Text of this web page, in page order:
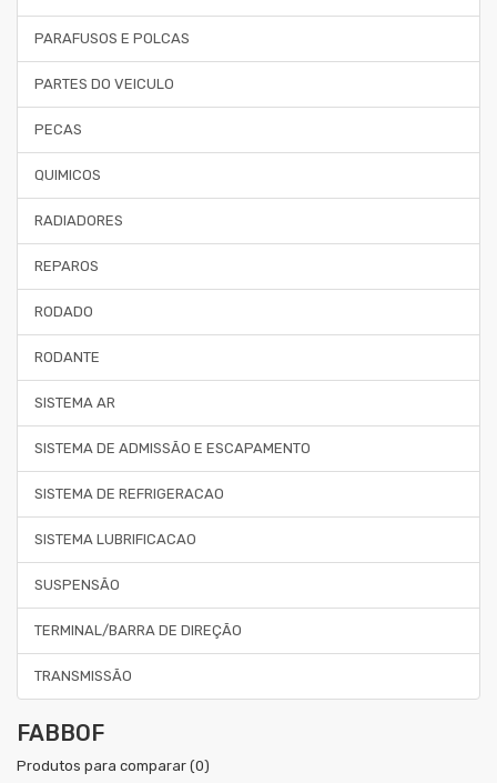
PARAFUSOS E POLCAS
PARTES DO VEICULO
PECAS
QUIMICOS
RADIADORES
REPAROS
RODADO
RODANTE
SISTEMA AR
SISTEMA DE ADMISSÃO E ESCAPAMENTO
SISTEMA DE REFRIGERACAO
SISTEMA LUBRIFICACAO
SUSPENSÃO
TERMINAL/BARRA DE DIREÇÃO
TRANSMISSÃO
FABBOF
Produtos para comparar (0)